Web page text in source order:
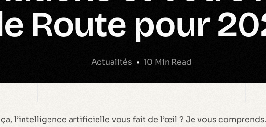
Route pour
Actualités 10 Min Read
l’intelligence artificielle vous fait de l’œil ? Je vous